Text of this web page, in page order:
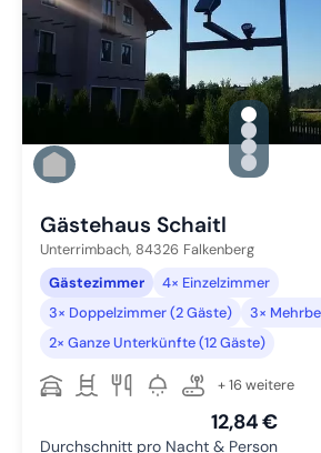
Zu Slide
Zu Slide
Zu Slide
Zu Slide 4
Gästehaus Schaitl
Unterrimbach, 84326 Falkenberg
Gästezimmer
4× Einzelzimmer
3× Doppelzimmer (2 Gäste)
3×
2× Ganze Unterkünfte (12 Gäste)
+ 16 weitere
12,84 €
Durchschnitt pro Nacht & Person